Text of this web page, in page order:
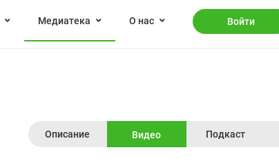
Медиатека О нас Войти
Описание Видео Подкаст